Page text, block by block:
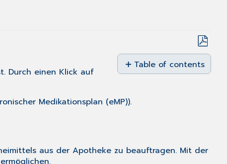
Save
as
PDF
Table of contents
eGK
Durch einen Klick auf
Medikationsplan (eMP)).
aus der Apotheke zu beauftragen. Mit der